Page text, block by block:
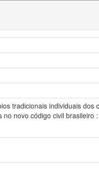
tradicionais individuais
novo código civil